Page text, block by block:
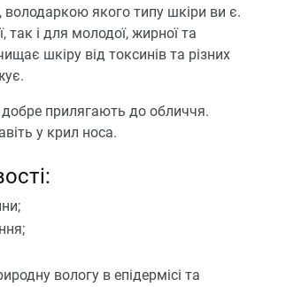
володаркою якого типу шкіри ви є.
так і для молодої, жирної та
шкіру від токсинів та різних
прилягають до обличчя.
у крил носа.
вологу в епідермісі та